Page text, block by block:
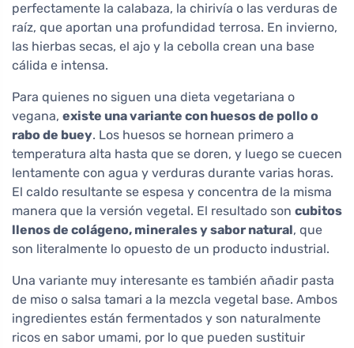
perfectamente la calabaza, la chirivía o las verduras de
raíz, que aportan una profundidad terrosa. En invierno,
las hierbas secas, el ajo y la cebolla crean una base
cálida e intensa.
Para quienes no siguen una dieta vegetariana o
vegana, existe una variante con huesos de pollo o
rabo de buey. Los huesos se hornean primero a
temperatura alta hasta que se doren, y luego se cuecen
lentamente con agua y verduras durante varias horas.
El caldo resultante se espesa y concentra de la misma
manera que la versión vegetal. El resultado son cubitos
llenos de colágeno, minerales y sabor natural, que
son literalmente lo opuesto de un producto industrial.
Una variante muy interesante es también añadir pasta
de miso o salsa tamari a la mezcla vegetal base. Ambos
ingredientes están fermentados y son naturalmente
ricos en sabor umami, por lo que pueden sustituir